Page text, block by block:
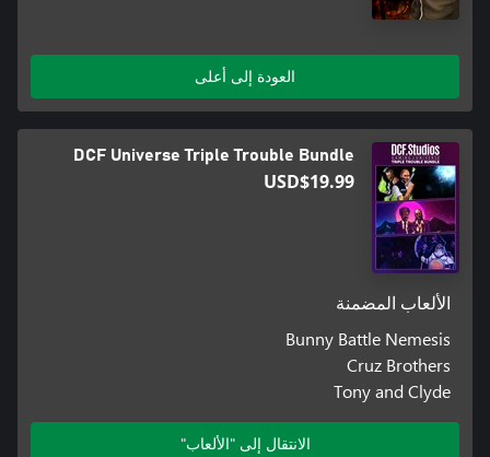
العودة إلى أعلى
DCF Universe Triple Trouble Bundle
USD$19.99
الألعاب المضمنة
Bunny Battle Nemesis
Cruz Brothers
Tony and Clyde
الانتقال إلى "الألعاب"